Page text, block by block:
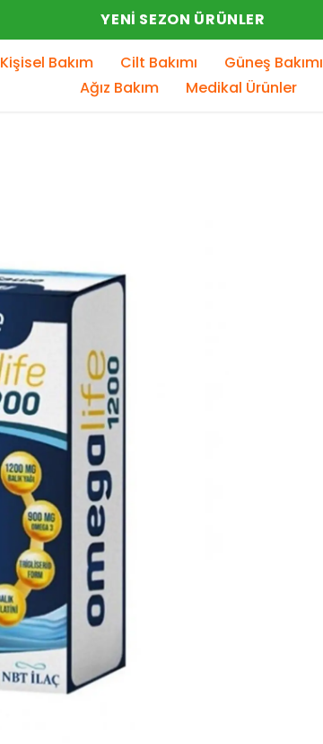
YENI SEZON ÜRÜNLER
Kişisel Bakım Cilt Bakımı Güneş Bakımı
Ağız Bakım
Medikal Ürünler